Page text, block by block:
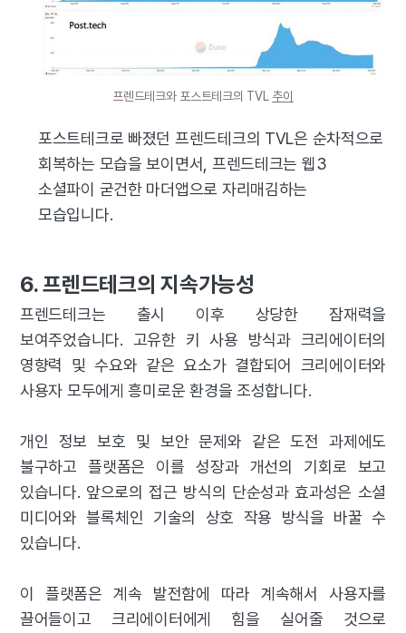
프렌드테크와 포스트테크의 TVL 추이
포스트테크로 빠졌던 프렌드테크의 TVL은 순차적으로
회복하는 모습을 보이면서, 프렌드테크는 웹3
소셜파이 굳건한 마더앱으로 자리매김하는
모습입니다.
6. 프렌드테크의 지속가능성
프렌드테크는 출시 이후 상당한 잠재력을
보여주었습니다. 고유한 키 사용 방식과 크리에이터의
영향력 및 수요와 같은 요소가 결합되어 크리에이터와
사용자 모두에게 흥미로운 환경을 조성합니다.
개인 정보 보호 및 보안 문제와 같은 도전 과제에도
불구하고 플랫폼은 이를 성장과 개선의 기회로 보고
있습니다. 앞으로의 접근 방식의 단순성과 효과성은 소셜
미디어와 블록체인 기술의 상호 작용 방식을 바꿀 수
있습니다.
이 플랫폼은 계속 발전함에 따라 계속해서 사용자를
끌어들이고 크리에이터에게 힘을 실어줄 것으로